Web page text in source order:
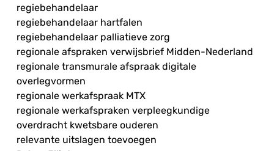
regiebehandelaar
regiebehandelaar hartfalen
regiebehandelaar palliatieve zorg
regionale afspraken verwijsbrief Midden-Nederland
regionale transmurale afspraak digitale
overlegvormen
regionale werkafspraak MTX
regionale werkafspraken verpleegkundige
overdracht kwetsbare ouderen
relevante uitslagen toevoegen